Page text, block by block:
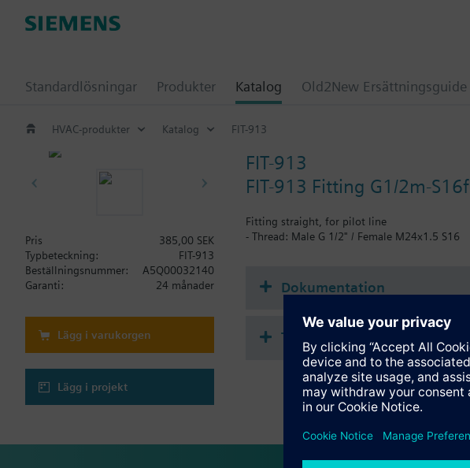
Standardlösningar Produkter Katalog Old2New Ersättningsguide
HVAC-produkter Katalog FIT-913
FIT-913
FIT-913 Fitting G1/2m-S16f
Fitting straight, for pilot line
- Thread: Male G 1/2" / Female M24x1.5 S16
Pris
385,00 SEK
Typbeteckning:
FIT-913
Beställningsnummer:
A5Q00032140
Garanti:
24 månader
Lägg i varukorgen
Lägg i projekt
Dokumentation
Teknisk sammanfattning